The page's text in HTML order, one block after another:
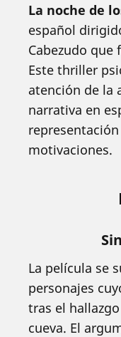
La noche de
español
Cabezudo que
Este thriller
atención de la
narrativa en
motivaciones.
La película se
personajes
tras el
cueva. El